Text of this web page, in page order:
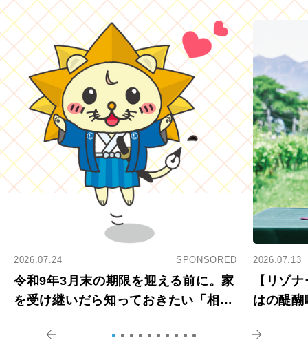
2026.07.24 SPONSORED
令和9年3月末の期限を迎える前に。家
を受け継いだら知っておきたい「相続
2026.07.13
【リゾ
はの醍